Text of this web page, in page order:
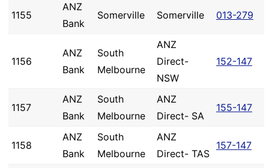
1155
ANZ
Bank
Somerville Somerville 013-279
1156
ANZ
Bank
South
Melbourne
ANZ
Direct-
NSW
152-147
1157
ANZ
Bank
South
Melbourne
ANZ
Direct- SA
155-147
1158
ANZ
Bank
South
Melbourne
ANZ
Direct- TAS
157-147